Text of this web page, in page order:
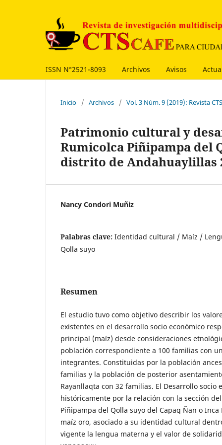
ISSN N°2521-8093 Archivos Avisos
Inicio / Archivos / Vol. 3 Núm. 9 (2019): Revista
Patrimonio cultural y
Rumicolca Piñipampa del
distrito de Andahuaylillas
Nancy Condori Muñiz
Palabras clave: Identidad cultural / Maíz /
Qolla suyo
Resumen
El estudio tuvo como objetivo describir los
existentes en el desarrollo socio económico
principal (maíz) desde consideraciones
población correspondiente a 100 familias con
integrantes. Constituidas por la población
familias y la población de posterior
Rayanllaqta con 32 familias. El Desarrollo socio
históricamente por la relación con la sección
Piñipampa del Qolla suyo del Capaq Ñan o
maíz oro, asociado a su identidad cultural
vigente la lengua materna y el valor de